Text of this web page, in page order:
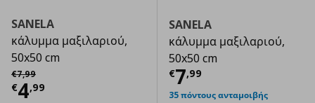
SANELA
κάλυμμα μαξιλαριού,
50x50 cm
€7,99
Αρχική τιμή
€4,99
Τρέχουσα τιμή € 4,99
SANELA
κάλυμμα μαξιλαριού,
50x50 cm
€7,99
Τρέχουσα
35 πόντους ανταμοιβής